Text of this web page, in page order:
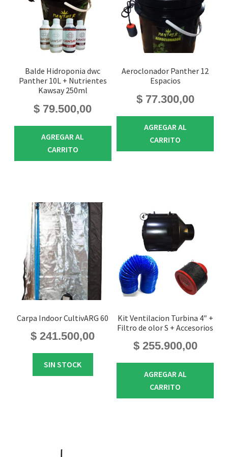
Balde Hidroponia dwc
Panther 10L + Nutrientes
Kawsay 250ml
$ 79.500,00
AGREGAR AL
CARRITO
Aeroclonador Panther 12
Espacios
$77.300,00
AGREGAR AL
CARRITO
Carpa Indoor CultivARG 60
$ 241.500,00
SIN STOCK
Kit Ventilacion Turbina 4″ +
Filtro de olor S + Accesorios
$255.900,00
AGREGAR AL
CARRITO